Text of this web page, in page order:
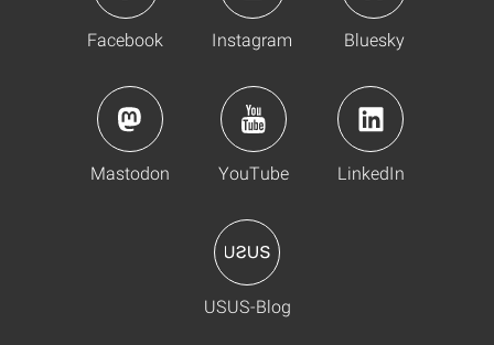
Facebook Instagram Bluesky
Mastodon YouTube LinkedIn
USUS-Blog